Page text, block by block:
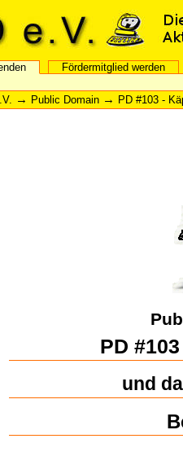
Fördermitglied werden
→ Public Domain → PD #103 -
PD
und